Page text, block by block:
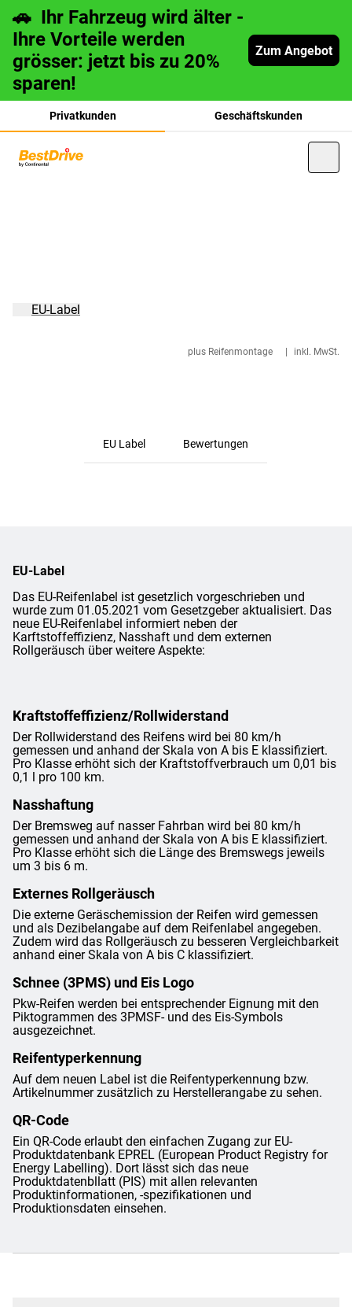
🚗 Ihr Fahrzeug wird älter -
Ihre Vorteile werden
grösser: jetzt bis zu 20%
sparen!
Zum Angebot
Privatkunden Geschäftskunden
plus Reifenmontage inkl. MwSt.
EU-Label
EU Label Bewertungen
EU-Label
Das EU-Reifenlabel ist gesetzlich vorgeschrieben und
wurde zum 01.05.2021 vom Gesetzgeber aktualisiert. Das
neue EU-Reifenlabel informiert neben der
Karftstoffeffizienz, Nasshaft und dem externen
Rollgeräusch über weitere Aspekte:
Kraftstoffeffizienz/Rollwiderstand
Der Rollwiderstand des Reifens wird bei 80 km/h
gemessen und anhand der Skala von A bis E klassifiziert.
Pro Klasse erhöht sich der Kraftstoffverbrauch um 0,01 bis
0,1 l pro 100 km.
Nasshaftung
Der Bremsweg auf nasser Fahrban wird bei 80 km/h
gemessen und anhand der Skala von A bis E klassifiziert.
Pro Klasse erhöht sich die Länge des Bremswegs jeweils
um 3 bis 6 m.
Externes Rollgeräusch
Die externe Geräschemission der Reifen wird gemessen
und als Dezibelangabe auf dem Reifenlabel angegeben.
Zudem wird das Rollgeräusch zu besseren Vergleichbarkeit
anhand einer Skala von A bis C klassifiziert.
Schnee (3PMS) und Eis Logo
Pkw-Reifen werden bei entsprechender Eignung mit den
Piktogrammen des 3PMSF- und des Eis-Symbols
ausgezeichnet.
Reifentyperkennung
Auf dem neuen Label ist die Reifentyperkennung bzw.
Artikelnummer zusätzlich zu Herstellerangabe zu sehen.
QR-Code
Ein QR-Code erlaubt den einfachen Zugang zur EU-
Produktdatenbank EPREL (European Product Registry for
Energy Labelling). Dort lässt sich das neue
Produktdatenbllatt (PIS) mit allen relevanten
Produktinformationen, -spezifikationen und
Produktionsdaten einsehen.